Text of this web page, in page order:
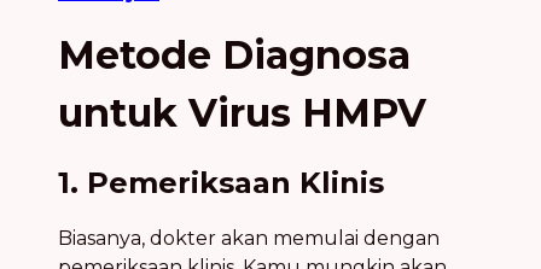
Metode Diagnosa
untuk Virus HMPV
1. Pemeriksaan Klinis
Biasanya, dokter akan memulai dengan